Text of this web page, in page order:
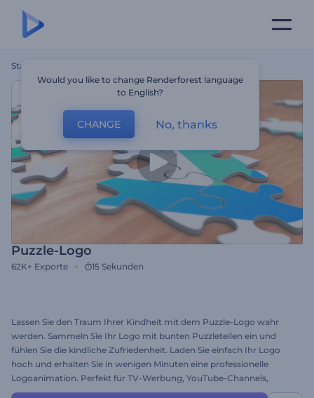
Startseite
Puzzle-Logo
62K+ Exporte 15 Sekunden
Lassen Sie den Traum Ihrer Kindheit mit dem Puzzle-Logo wahr
werden. Sammeln Sie Ihr Logo mit bunten Puzzleteilen ein und
fühlen Sie die kindliche Zufriedenheit. Laden Sie einfach Ihr Logo
hoch und erhalten Sie in wenigen Minuten eine professionelle
Logoanimation. Perfekt für TV-Werbung, YouTube-Channels,
thematische Opener für Präsentationen und vieles mehr. Testen Sie
Would you like to change Renderforest language
to English?
CHANGE No, thanks